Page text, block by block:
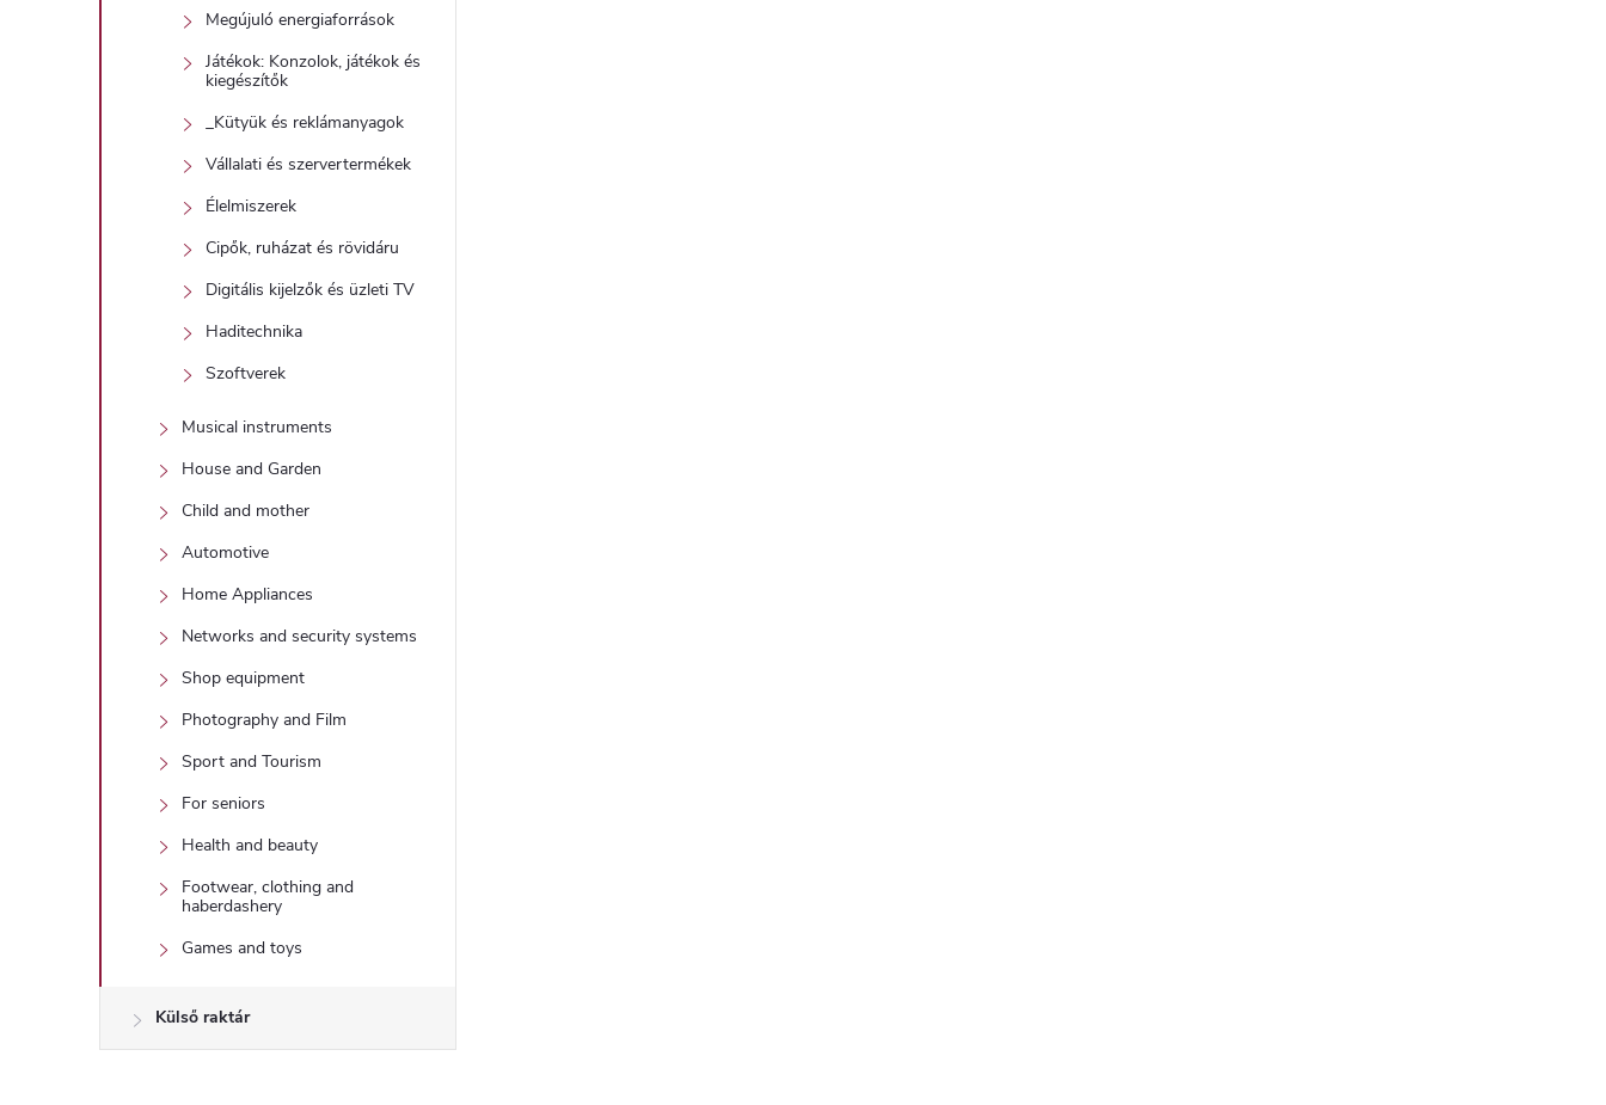
Megújuló energiaforrások
Játékok: Konzolok, játékok és
kiegészítők
_Kütyük és reklámanyagok
Vállalati és szervertermékek
Élelmiszerek
Cipők, ruházat és rövidáru
Digitális kijelzők és üzleti TV
Haditechnika
Szoftverek
Musical instruments
House and Garden
Child and mother
Automotive
Home Appliances
Networks and security systems
Shop equipment
Photography and Film
Sport and Tourism
For seniors
Health and beauty
Footwear, clothing and
haberdashery
Games and toys
Külső raktár